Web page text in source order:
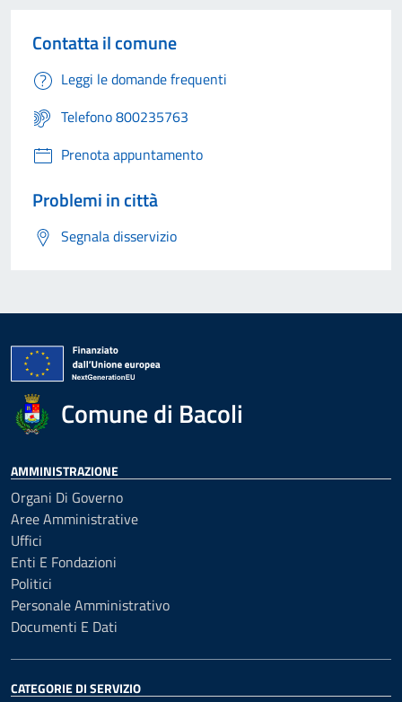
Contatta il comune
Leggi le domande frequenti
Telefono 800235763
Prenota appuntamento
Problemi in città
Segnala disservizio
Comune di Bacoli
AMMINISTRAZIONE
Organi Di Governo
Aree Amministrative
Uffici
Enti E Fondazioni
Politici
Personale Amministrativo
Documenti E Dati
CATEGORIE DI SERVIZIO